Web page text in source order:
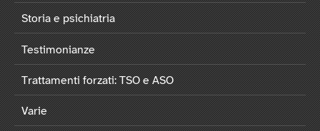
Storia e psichiatria
Testimonianze
Trattamenti forzati: TSO e ASO
Varie